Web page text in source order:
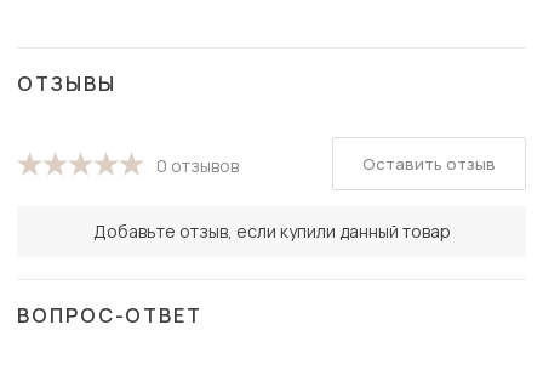
ОТЗЫВЫ
0 отзывов
Добавьте отзыв, если купили данный товар
Оставить отзыв
ВОПРОС-ОТВЕТ